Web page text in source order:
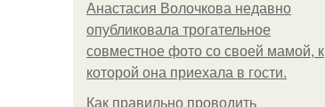
Анастасия Волочкова недавно
опубликовала трогательное
совместное фото со своей мамой, к
которой она приехала в гости.
Как правильно проводить